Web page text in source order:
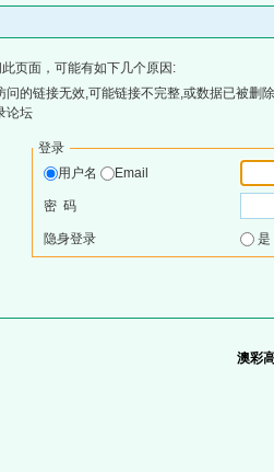
页面，可能有如下几个原因:
问的链接无效,可能链接不完整,或数据已被删
论坛
登录
用户名
Email
密 码
隐身登录
澳彩